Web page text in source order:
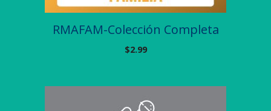
RMAFAM-Colección Completa
$2.99